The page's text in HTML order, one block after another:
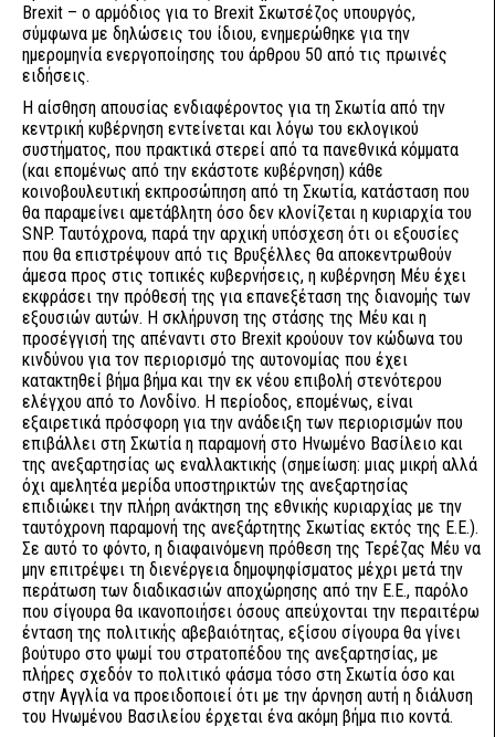
Brexit – ο αρμόδιος για το Brexit Σκωτσέζος υπουργός,
σύμφωνα με δηλώσεις του ίδιου, ενημερώθηκε για την
ημερομηνία ενεργοποίησης του άρθρου 50 από τις πρωινές
ειδήσεις.
Η αίσθηση απουσίας ενδιαφέροντος για τη Σκωτία από την
κεντρική κυβέρνηση εντείνεται και λόγω του εκλογικού
συστήματος, που πρακτικά στερεί από τα πανεθνικά κόμματα
(και επομένως από την εκάστοτε κυβέρνηση) κάθε
κοινοβουλευτική εκπροσώπηση από τη Σκωτία, κατάσταση που
θα παραμείνει αμετάβλητη όσο δεν κλονίζεται η κυριαρχία του
SNP. Ταυτόχρονα, παρά την αρχική υπόσχεση ότι οι εξουσίες
που θα επιστρέψουν από τις Βρυξέλλες θα αποκεντρωθούν
άμεσα προς στις τοπικές κυβερνήσεις, η κυβέρνηση Μέυ έχει
εκφράσει την πρόθεσή της για επανεξέταση της διανομής των
εξουσιών αυτών. Η σκλήρυνση της στάσης της Μέυ και η
προσέγγισή της απέναντι στο Brexit κρούουν τον κώδωνα του
κινδύνου για τον περιορισμό της αυτονομίας που έχει
κατακτηθεί βήμα βήμα και την εκ νέου επιβολή στενότερου
ελέγχου από το Λονδίνο. Η περίοδος, επομένως, είναι
εξαιρετικά πρόσφορη για την ανάδειξη των περιορισμών που
επιβάλλει στη Σκωτία η παραμονή στο Ηνωμένο Βασίλειο και
της ανεξαρτησίας ως εναλλακτικής (σημείωση: μιας μικρή αλλά
όχι αμελητέα μερίδα υποστηρικτών της ανεξαρτησίας
επιδιώκει την πλήρη ανάκτηση της εθνικής κυριαρχίας με την
ταυτόχρονη παραμονή της ανεξάρτητης Σκωτίας εκτός της Ε.Ε.).
Σε αυτό το φόντο, η διαφαινόμενη πρόθεση της Τερέζας Μέυ να
μην επιτρέψει τη διενέργεια δημοψηφίσματος μέχρι μετά την
περάτωση των διαδικασιών αποχώρησης από την Ε.Ε., παρόλο
που σίγουρα θα ικανοποιήσει όσους απεύχονται την περαιτέρω
ένταση της πολιτικής αβεβαιότητας, εξίσου σίγουρα θα γίνει
βούτυρο στο ψωμί του στρατοπέδου της ανεξαρτησίας, με
πλήρες σχεδόν το πολιτικό φάσμα τόσο στη Σκωτία όσο και
στην Αγγλία να προειδοποιεί ότι με την άρνηση αυτή η διάλυση
του Ηνωμένου Βασιλείου έρχεται ένα ακόμη βήμα πιο κοντά.